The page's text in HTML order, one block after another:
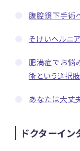
腹腔鏡下手術
そけいヘルニ
肥満症でお悩
術という選択肢
あなたは大丈
ドクターイン